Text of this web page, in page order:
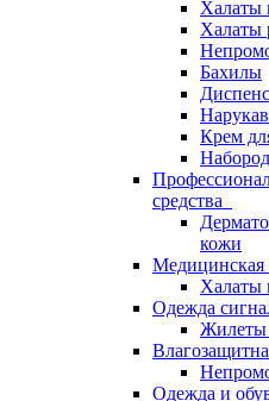
Халаты
Халаты
Бахилы
Крем
средства
кожи
Медицинская
Халаты
Одежда
Жилеты
Одежда и